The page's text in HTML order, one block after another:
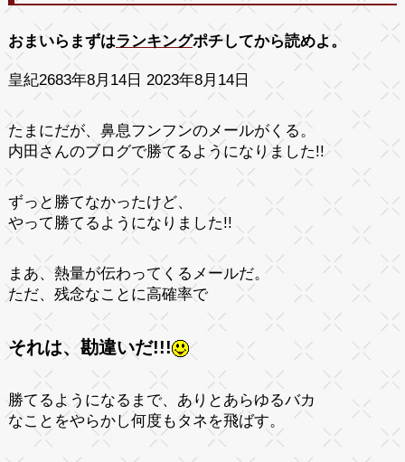
おまいらまずはランキングポチしてから読めよ。
皇紀2683年8月14日 2023年8月14日
たまにだが、鼻息フンフンのメールがくる。
内田さんのブログで勝てるようになりました!!
ずっと勝てなかったけど、
やって勝てるようになりました!!
まあ、熱量が伝わってくるメールだ。
ただ、残念なことに高確率で
それは、勘違いだ!!!
勝てるようになるまで、ありとあらゆるバカ
なことをやらかし何度もタネを飛ばす。